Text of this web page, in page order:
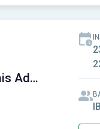
MGS MG - Minas Gerais Administração e Serviços S.A